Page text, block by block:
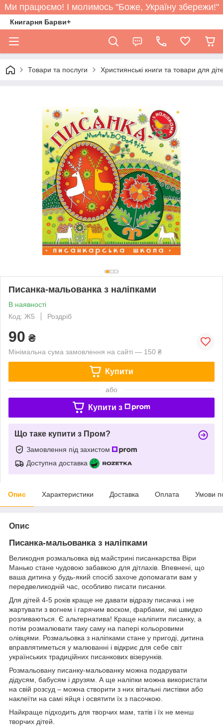
Ми працюємо! І молимось "Боже, Україну збережи!"
Книгарня Барви+
Товари та послуги Християнські книги та товари для
Писанка-мальованка з наліпками
В наявності
Код: Ж5
Роздріб
90 ₴
Мінімальна сума замовлення на сайті — 150 ₴
Купити
або
Купити з
Що таке купити з Пром?
Замовлення під захистом
Доступна доставка
Опис Характеристики Доставка Оплата Умови
Опис
Писанка-мальованка з наліпками
Великодня розмальовка від майстрині писанкарства Віри
Манько стане чудовою забавкою для дітлахів. Впевнені, що
ваша дитина у будь-який спосіб захоче допомагати вам у
передвеликодній час, особливо писати писанки.
Для дітей 4-5 років краще не давати відразу писачка і не
жартувати з вогнем і гарячим воском, фарбами, які швидко
розливаються. Є альтернатива! Краще наліпити писанку, а
потім розмалювати таку саму на папері кольоровими
олівцями. Розмальовка з наліпками стане у пригоді, дитина
вправлятиметься у малюванні і відкриє для себе світ
українських традиційних писанкових візерунків.
Розмальовану писанку-мальованку можна подарувати
дідусям, бабусям і друзям. А ще наліпки можна використати
на свій розсуд – можна створити з них вітальні листівки або
наклеїти на самі яйця і освятити їх з пасочкою.
Найкраще підходить для творчих мам, татів і їх не менш
творчих дітей.